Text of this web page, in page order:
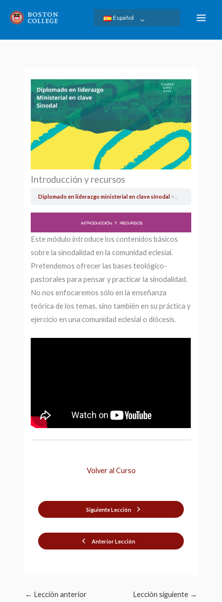
Español
Introducción y recursos
Diplomado en liderazgo ministerial en clave sinodal
Este módulo introduce los contenidos básicos
sobre la sinodalidad en la comunidad eclesial.
Pretendemos ofrecer las bases teológico-
pastorales para pensar y practicar la sinodalidad.
No nos enfocaremos sólo en la enseñanza
teórica de los temas, sino también en su práctica y
ejercicio en una comunidad eclesial o diócesis.
Anterior Lección
Volver al Curso
Siguiente Lección
← Lección anterior Lección siguiente →